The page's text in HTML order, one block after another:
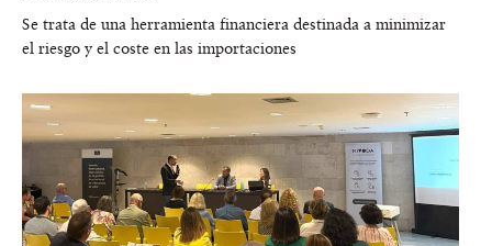
Se trata de una herramienta financiera destinada a minimizar
el riesgo y el coste en las importaciones